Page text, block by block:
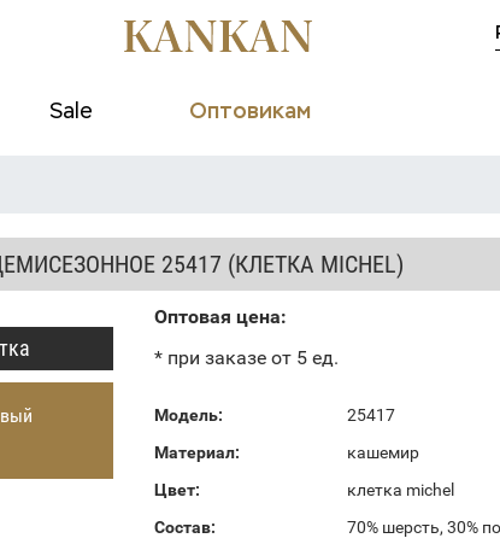
Sale Оптовикам
25417 (КЛЕТКА MICHEL)
Оптовая цена:
* при заказе от 5 ед.
Модель:
25417
Материал:
кашемир
Цвет:
клетка michel
Состав:
70% шерсть, 30%